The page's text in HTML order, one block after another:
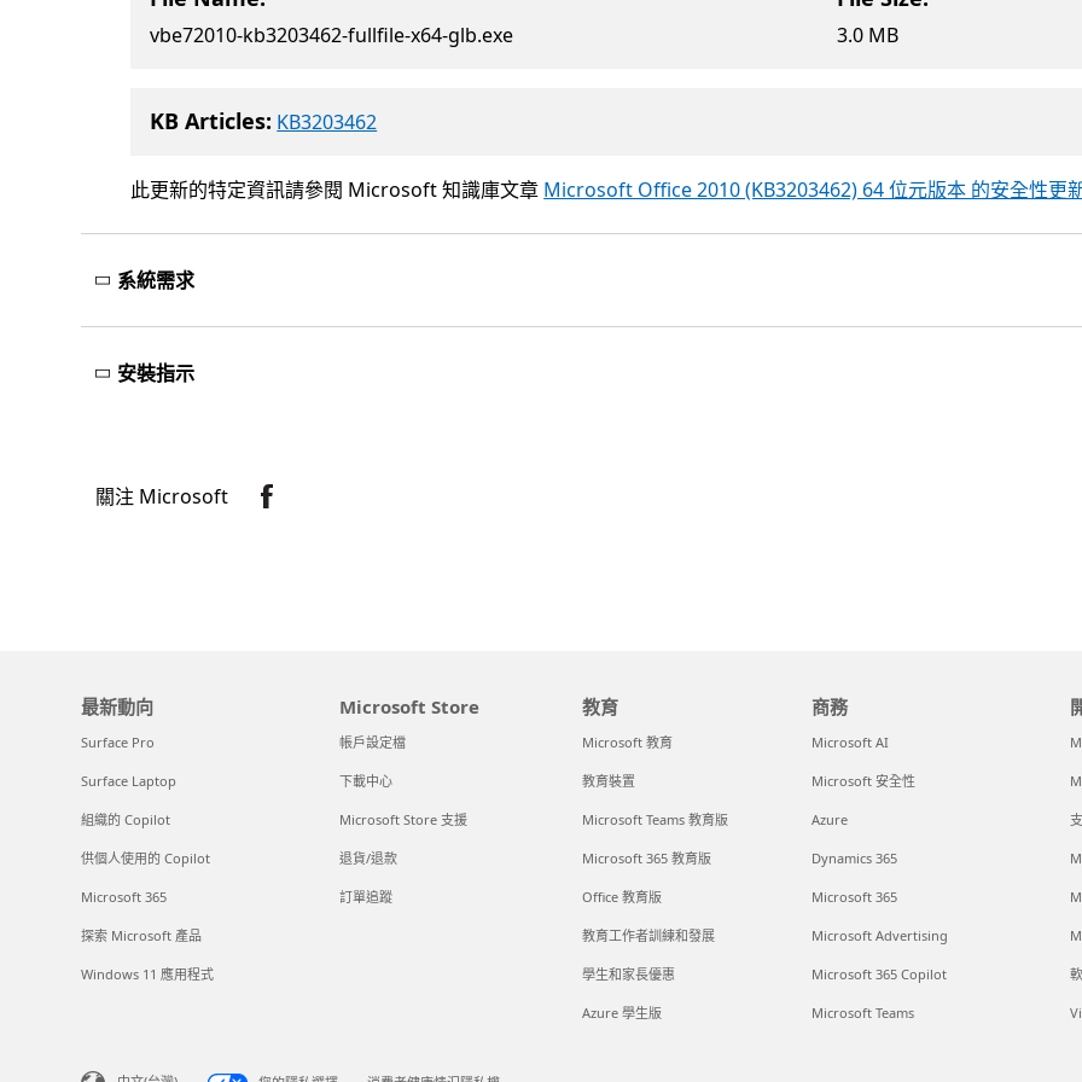
vbe72010-kb3203462-fullfile-x64-glb.exe 3.0 MB
KB Articles: KB3203462
此更新的特定資訊請參閱 Microsoft 知識庫文章 Microsoft Office 2010 (KB3203462) 64 位元版本 的安全性更
系統需求
安裝指示
關注 Microsoft
最新動向
Surface Pro
Surface Laptop
組織的 Copilot
供個人使用的 Copilot
Microsoft 365
探索 Microsoft 產品
Windows 11 應用程式
Microsoft Store
帳戶設定檔
下載中心
Microsoft Store 支援
退貨/退款
訂單追蹤
教育
Microsoft 教育
教育裝置
Microsoft Teams 教育版
Microsoft 365 教育版
Office 教育版
教育工作者訓練和發展
學生和家長優惠
Azure 學生版
商務
Microsoft AI
Microsoft 安全性
Azure
Dynamics 365
Microsoft 365
Microsoft Advertising
Microsoft 365 Copilot
Microsoft Teams